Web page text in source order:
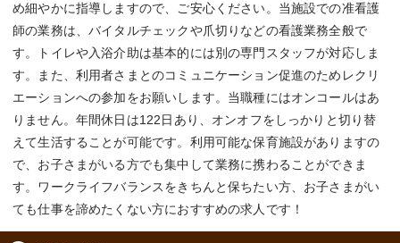
め細やかに指導しますので、ご安心ください。当施設での准看護
師の業務は、バイタルチェックや爪切りなどの看護業務全般で
す。トイレや入浴介助は基本的には別の専門スタッフが対応しま
す。また、利用者さまとのコミュニケーション促進のためレクリ
エーションへの参加をお願いします。当職種にはオンコールはあ
りません。年間休日は122日あり、オンオフをしっかりと切り替
えて生活することが可能です。利用可能な保育施設がありますの
で、お子さまがいる方でも集中して業務に携わることができま
す。ワークライフバランスをきちんと保ちたい方、お子さまがい
ても仕事を諦めたくない方におすすめの求人です！